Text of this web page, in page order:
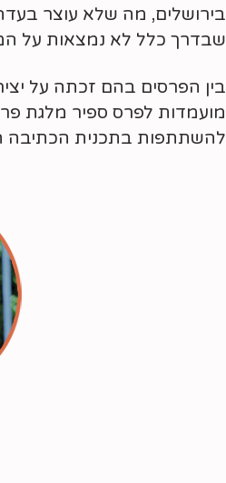
בירושלים, מה שלא עוצר
שבדרך כלל לא נמצאות על
בין הפרסים בהם זכתה על
מועמדות לפרס ספיר מלגת
להשתתפות בתכנית הכתיבה